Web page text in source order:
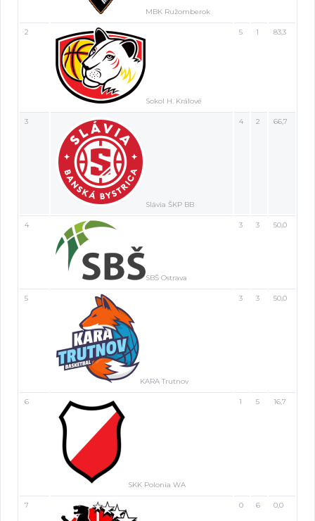
MBK Ružomberok
2
Sokol H. Králové
5 1 83,3
3
Slávia ŠKP BB
4 2 66,7
4
SBŠ Ostrava
3 3 50,0
5
KARA Trutnov
3 3 50,0
6
SKK Polonia WA
1 5 16,7
7 0 6 0,0